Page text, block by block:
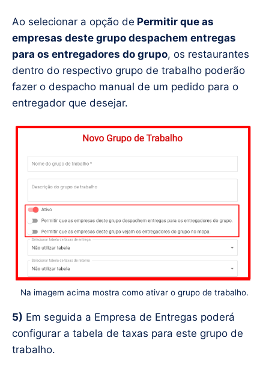
Ao selecionar a opção de Permitir que as
empresas deste grupo despachem entregas
para os entregadores do grupo, os restaurantes
dentro do respectivo grupo de trabalho poderão
fazer o despacho manual de um pedido para o
entregador que desejar.
Na imagem acima mostra como ativar o grupo de trabalho.
5) Em seguida a Empresa de Entregas poderá
configurar a tabela de taxas para este grupo de
trabalho.